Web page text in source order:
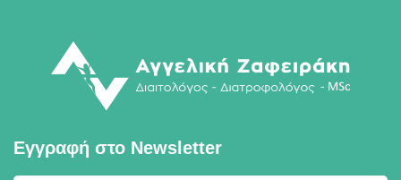
Εγγραφή στο Newsletter